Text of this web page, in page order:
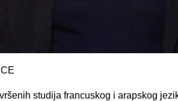
studija francuskog i arapskog